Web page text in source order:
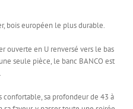
bois européen le plus durable.
ouverte en U renversé vers le bas
seule pièce, le banc BANCO est
confortable, sa profondeur de 43 à